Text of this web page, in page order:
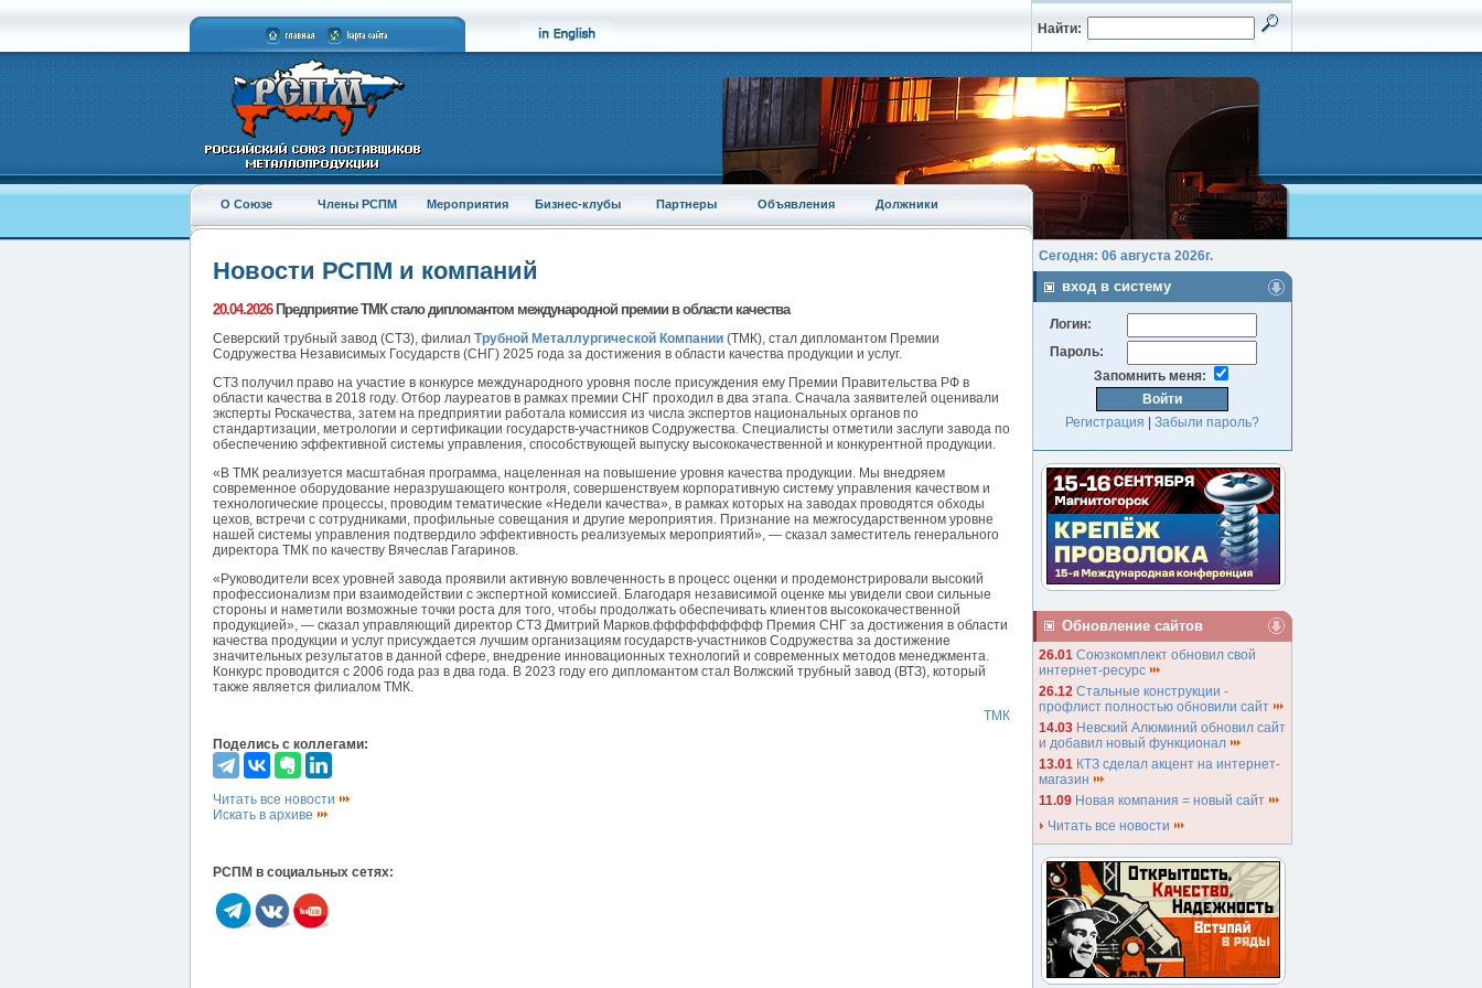
Найти:
О Союзе Члены РСПМ Мероприятия Бизнес-клубы Партнеры Объявления Должники
Новости РСПМ и компаний
20.04.2026Предприятие ТМК стало дипломантом международной премии в области качества
Северский трубный завод (СТЗ), филиал Трубной Металлургической Компании (ТМК), стал дипломантом Премии
Содружества Независимых Государств (СНГ) 2025 года за достижения в области качества продукции и услуг.
СТЗ получил право на участие в конкурсе международного уровня после присуждения ему Премии Правительства РФ в
области качества в 2018 году. Отбор лауреатов в рамках премии СНГ проходил в два этапа. Сначала заявителей оценивали
эксперты Роскачества, затем на предприятии работала комиссия из числа экспертов национальных органов по
стандартизации, метрологии и сертификации государств-участников Содружества. Специалисты отметили заслуги завода по
обеспечению эффективной системы управления, способствующей выпуску высококачественной и конкурентной продукции.
«В ТМК реализуется масштабная программа, нацеленная на повышение уровня качества продукции. Мы внедряем
современное оборудование неразрушающего контроля, совершенствуем корпоративную систему управления качеством и
технологические процессы, проводим тематические «Недели качества», в рамках которых на заводах проводятся обходы
цехов, встречи с сотрудниками, профильные совещания и другие мероприятия. Признание на межгосударственном уровне
нашей системы управления подтвердило эффективность реализуемых мероприятий», — сказал заместитель генерального
директора ТМК по качеству Вячеслав Гагаринов.
«Руководители всех уровней завода проявили активную вовлеченность в процесс оценки и продемонстрировали высокий
профессионализм при взаимодействии с экспертной комиссией. Благодаря независимой оценке мы увидели свои сильные
стороны и наметили возможные точки роста для того, чтобы продолжать обеспечивать клиентов высококачественной
продукцией», — сказал управляющий директор СТЗ Дмитрий Марков.фффффффффф Премия СНГ за достижения в области
качества продукции и услуг присуждается лучшим организациям государств-участников Содружества за достижение
значительных результатов в данной сфере, внедрение инновационных технологий и современных методов менеджмента.
Конкурс проводится с 2006 года раз в два года. В 2023 году его дипломантом стал Волжский трубный завод (ВТЗ), который
также является филиалом ТМК.
ТМК
Поделись с коллегами:
Читать все новости
Искать в архиве
РСПМ в социальных сетях:
Сегодня: 06 августа 2026г.
вход в систему
Логин:
Пароль:
Запомнить меня:
Регистрация Забыли пароль?
Обновление сайтов
26.01 Союзкомплект обновил свой
интернет-ресурс
26.12 Стальные конструкции -
профлист полностью обновили сайт
14.03 Невский Алюминий обновил сайт
и добавил новый функционал
13.01 КТЗ сделал акцент на интернет-
магазин
11.09 Новая компания = новый сайт
Читать все новости